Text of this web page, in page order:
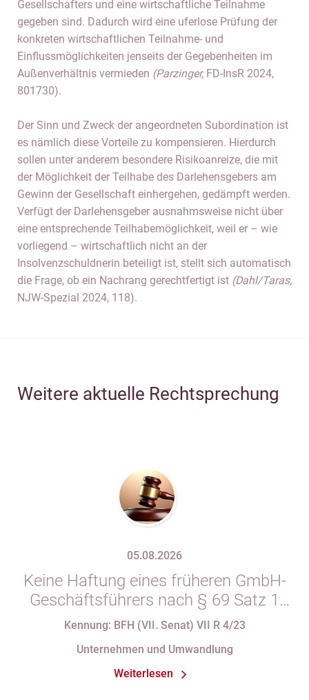
Gesellschafters und eine wirtschaftliche Teilnahme
gegeben sind. Dadurch wird eine uferlose Prüfung der
konkreten wirtschaftlichen Teilnahme- und
Einflussmöglichkeiten jenseits der Gegebenheiten im
Außenverhältnis vermieden (Parzinger, FD-InsR 2024,
801730).
Der Sinn und Zweck der angeordneten Subordination ist
es nämlich diese Vorteile zu kompensieren. Hierdurch
sollen unter anderem besondere Risikoanreize, die mit
der Möglichkeit der Teilhabe des Darlehensgebers am
Gewinn der Gesellschaft einhergehen, gedämpft werden.
Verfügt der Darlehensgeber ausnahmsweise nicht über
eine entsprechende Teilhabemöglichkeit, weil er – wie
vorliegend – wirtschaftlich nicht an der
Insolvenzschuldnerin beteiligt ist, stellt sich automatisch
die Frage, ob ein Nachrang gerechtfertigt ist (Dahl/Taras,
NJW-Spezial 2024, 118).
Weitere aktuelle Rechtsprechung
05.08.2026
Keine Haftung eines früheren GmbH-
Geschäftsführers nach § 69 Satz 1
i.V.m. § 34 Abs. 1 AO nach Verlust
Eintragung im Handelsregister
Kennung: BFH (VII. Senat) VII R 4/23
Unternehmen und Umwandlung
Weiterlesen